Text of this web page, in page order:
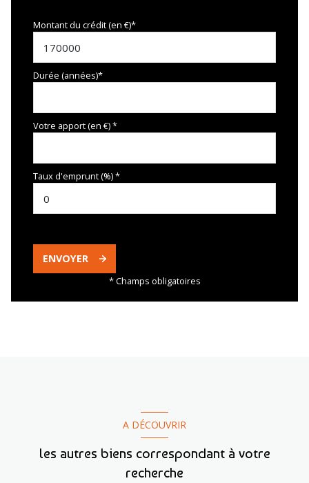
Montant du crédit (en €)*
Durée (années)*
Votre apport (en €) *
Taux d'emprunt (%) *
ENVOYER
* Champs obligatoires
A DÉCOUVRIR
les autres biens correspondant à votre
recherche